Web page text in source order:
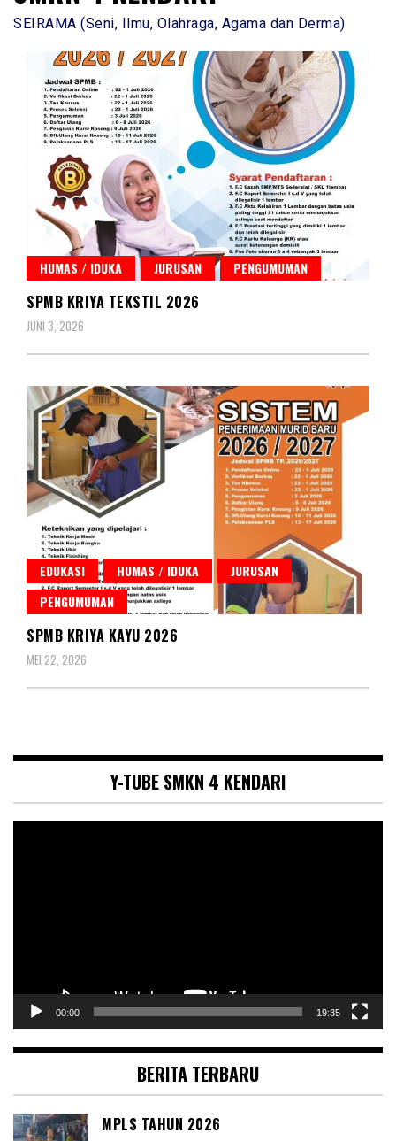
SEIRAMA (Seni, Ilmu, Olahraga, Agama dan Derma)
HUMAS / IDUKA JURUSAN PENGUMUMAN
SPMB KRIYA TEKSTIL 2026
JUNI 3, 2026
EDUKASI HUMAS / IDUKA
JURUSAN
PENGUMUMAN
SPMB KRIYA KAYU 2026
MEI 22, 2026
Y-TUBE SMKN 4 KENDARI
00:00 19:35
BERITA TERBARU
MPLS TAHUN 2026